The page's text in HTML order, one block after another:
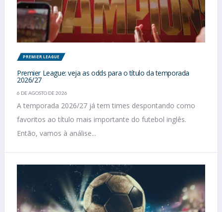
PREMIER LEAGUE
Premier League: veja as odds para o título da temporada
2026/27
6 DE AGOSTO DE 2026
A temporada 2026/27 já tem times despontando como
favoritos ao título mais importante do futebol inglês.
Então, vamos à análise...